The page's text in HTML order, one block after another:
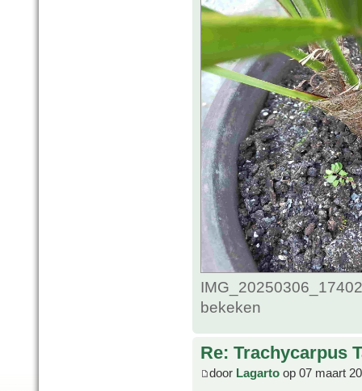
bekeken
Re: Trachycarpus
door Lagarto op 07 maart